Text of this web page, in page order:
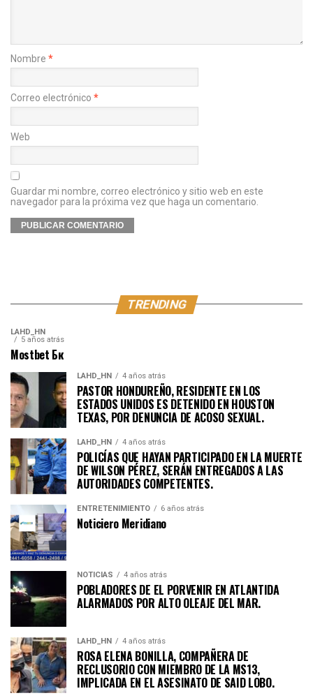
Nombre *
Correo electrónico *
Web
Guardar mi nombre, correo electrónico y sitio web en este
navegador para la próxima vez que haga un comentario.
TRENDING
LAHD_HN
5 años atrás
Mostbet Бк
LAHD_HN 4 años atrás
PASTOR HONDUREÑO, RESIDENTE EN LOS
ESTADOS UNIDOS ES DETENIDO EN HOUSTON
TEXAS, POR DENUNCIA DE ACOSO SEXUAL.
LAHD_HN 4 años atrás
POLICÍAS QUE HAYAN PARTICIPADO EN LA MUERTE
DE WILSON PÉREZ, SERÁN ENTREGADOS A LAS
AUTORIDADES COMPETENTES.
ENTRETENIMIENTO 6 años atrás
Noticiero Meridiano
NOTICIAS 4 años atrás
POBLADORES DE EL PORVENIR EN ATLANTIDA
ALARMADOS POR ALTO OLEAJE DEL MAR.
LAHD_HN 4 años atrás
ROSA ELENA BONILLA, COMPAÑERA DE
RECLUSORIO CON MIEMBRO DE LA MS13,
IMPLICADA EN EL ASESINATO DE SAID LOBO.